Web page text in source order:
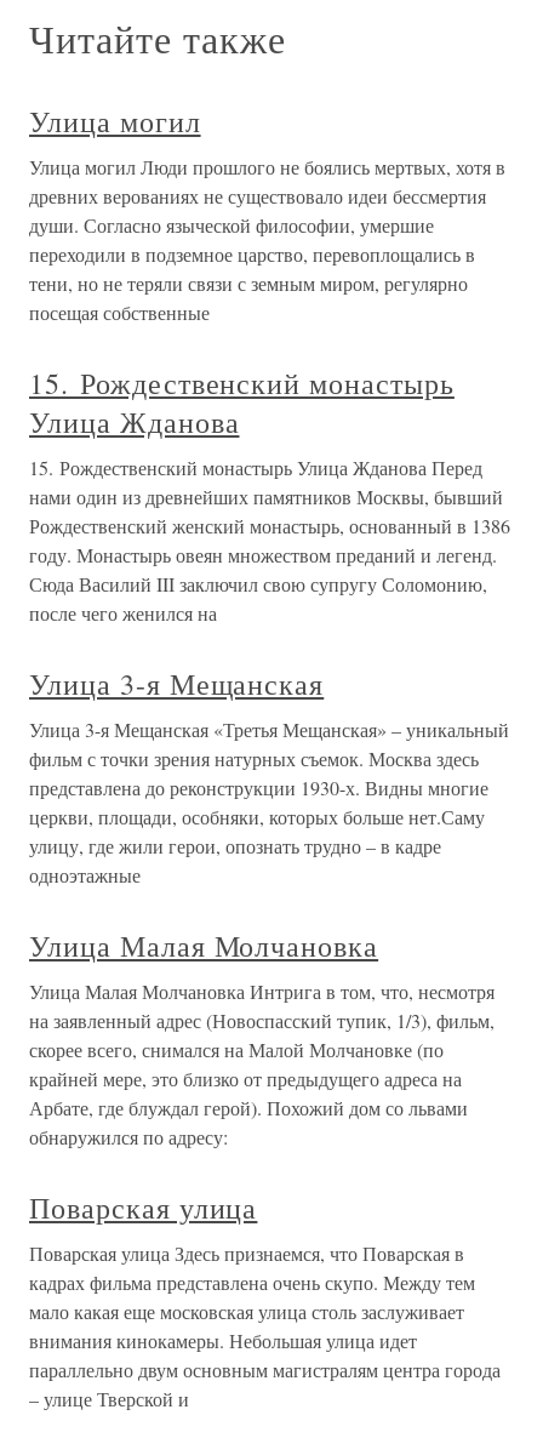
Читайте также
Улица могил
Улица могил Люди прошлого не боялись мертвых, хотя в
древних верованиях не существовало идеи бессмертия
души. Согласно языческой философии, умершие
переходили в подземное царство, перевоплощались в
тени, но не теряли связи с земным миром, регулярно
посещая собственные
15. Рождественский монастырь
Улица Жданова
15. Рождественский монастырь Улица Жданова Перед
нами один из древнейших памятников Москвы, бывший
Рождественский женский монастырь, основанный в 1386
году. Монастырь овеян множеством преданий и легенд.
Сюда Василий III заключил свою супругу Соломонию,
после чего женился на
Улица 3-я Мещанская
Улица 3-я Мещанская «Третья Мещанская» – уникальный
фильм с точки зрения натурных съемок. Москва здесь
представлена до реконструкции 1930-х. Видны многие
церкви, площади, особняки, которых больше нет.Саму
улицу, где жили герои, опознать трудно – в кадре
одноэтажные
Улица Малая Молчановка
Улица Малая Молчановка Интрига в том, что, несмотря
на заявленный адрес (Новоспасский тупик, 1/3), фильм,
скорее всего, снимался на Малой Молчановке (по
крайней мере, это близко от предыдущего адреса на
Арбате, где блуждал герой). Похожий дом со львами
обнаружился по адресу:
Поварская улица
Поварская улица Здесь признаемся, что Поварская в
кадрах фильма представлена очень скупо. Между тем
мало какая еще московская улица столь заслуживает
внимания кинокамеры. Небольшая улица идет
параллельно двум основным магистралям центра города
– улице Тверской и